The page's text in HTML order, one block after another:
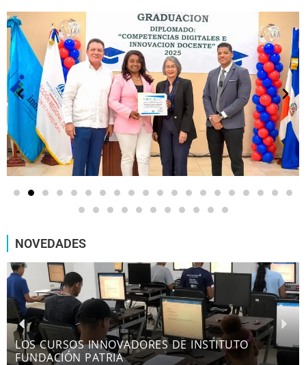
NOVEDADES
LOS CURSOS INNOVADORES DE INSTITUTO
FUNDACIÓN PATRIA